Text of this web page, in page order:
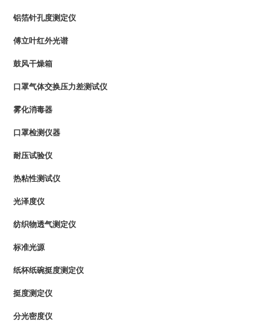
铝箔针孔度测定仪
傅立叶红外光谱
鼓风干燥箱
口罩气体交换压力差测试仪
雾化消毒器
口罩检测仪器
耐压试验仪
热粘性测试仪
光泽度仪
纺织物透气测定仪
标准光源
纸杯纸碗挺度测定仪
挺度测定仪
分光密度仪